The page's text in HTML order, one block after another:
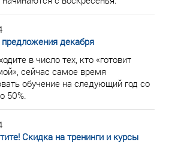
декабря
в число тех, кто «готовит
сейчас самое время
обучение на следующий год со
50%.
Скидка на тренинги и курсы